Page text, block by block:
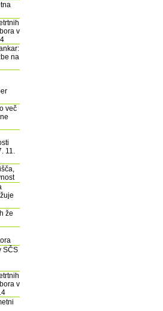
v
na
več
11.
že
SČS
v